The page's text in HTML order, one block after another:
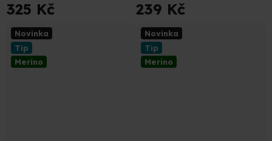
325 Kč 239 Kč
Novinka
Tip
Merino
Novinka
Tip
Merino